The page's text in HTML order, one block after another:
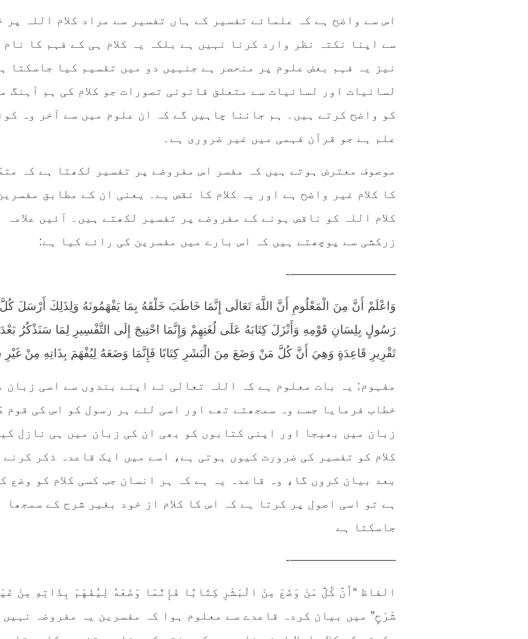
اس سے واضح ہے کہ علمائے تفسیر کے ہاں تفسیر سے مراد کلام اللہ پر
سے اپنا نکتہ نظر وارد کرنا نہیں ہے بلکہ یہ کلام ہی کے فہم کا نام
نیز یہ فہم بعض علوم پر منحصر ہے جنہیں دو میں تقسیم کیا جاسکتا
لسانیات اور لسانیات سے متعلق قانونی تصورات جو کلام کی ہم آہنگ
کو واضح کرتے ہیں۔ ہم جاننا چاہیں گے کہ ان علوم میں سے آخر وہ
علم ہے جو قرآن فہمی میں غیر ضروری ہے۔
موصوف معترض ہوتے ہیں کہ مفسر اس مفروضے پر تفسیر لکھتا ہے کہ
کا کلام غیر واضح ہے اور یہ کلام کا نقص ہے۔ یعنی ان کے مطابق
کلام اللہ کو ناقص ہونے کے مفروضے پر تفسیر لکھتے ہیں۔ آئیں علامہ
زرکشی سے پوچھتے ہیں کہ اس بارے میں مفسرین کی رائے کیا ہے:
—————————-
وَاعْلَمْ أَنَّ مِنَ الْمَعْلُومِ أَنَّ اللَّهَ تَعَالَى إِنَّمَا خَاطَبَ خَلْقَهُ بِمَا يَفْهَمُونَهُ وَلِذَلِكَ أَرْسَلَ كُلَّ
رَسُولٍ بِلِسَانِ قَوْمِهِ وَأَنْزَلَ كِتَابَهُ عَلَى لُغَتِهِمْ وَإِنَّمَا احْتِيجَ إِلَى التَّفْسِيرِ لِمَا سَنَذْكُرُ بَعْدَ
تَقْرِيرِ قَاعِدَةٍ وَهِيَ أَنَّ كُلَّ مَنْ وَضَعَ مِنَ الْبَشَرِ كِتَابًا فَإِنَّمَا وَضَعَهُ لِيُفْهَمَ بِذَاتِهِ مِنْ
مفہوم: یہ بات معلوم ہے کہ اللہ تعالی نے اپنے بندوں سے اسی زبان
خطاب فرمایا جسے وہ سمجھتے تھے اور اسی لئے ہر رسول کو اس کی قوم
زبان میں بھیجا اور اپنی کتابوں کو بھی ان کی زبان میں ہی نازل
کلام کو تفسیر کی ضرورت کیوں ہوتی ہے، اسے میں ایک قاعدہ ذکر کرنے
بعد بیان کروں گا، وہ قاعدہ یہ ہے کہ ہر انسان جب کسی کلام کو وضع
ہے تو اسی اصول پر کرتا ہے کہ اس کا کلام از خود بغیر شرح کے سمجھا
جاسکتا ہے
—————————-
الفاظ “أَنَّ كُلَّ مَنْ وَضَعَ مِنَ الْبَشَرِ كِتَابًا فَإِنَّمَا وَضَعَهُ لِيُفْهَمَ بِذَاتِهِ مِنْ
شَرْحٍ” میں بیان کردہ قاعدے سے معلوم ہوا کہ مفسرین یہ مفروضہ نہیں